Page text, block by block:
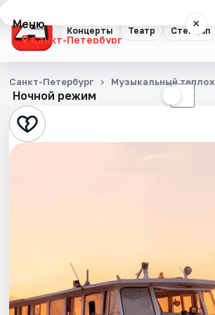
Концерты Театр Стендап
Меню ×
Санкт-Петербург
Концерты
Театр
Стендап
События
Ночной режим ☾
Санкт-Петербург Музыкальный